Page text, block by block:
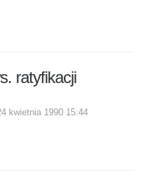
ratyfikacji
kwietnia 1990 15:44